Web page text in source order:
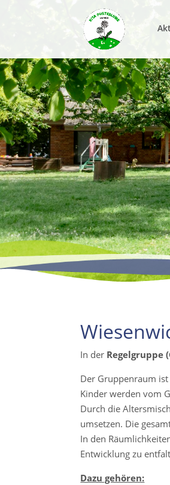
In der Regelgruppe
Der Gruppenraum
Kinder werden vom
Durch die
umsetzen. Die
In den
Entwicklung zu
Dazu gehören: